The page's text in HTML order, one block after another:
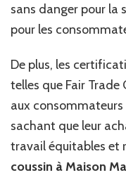
sans danger pour la
pour les
De plus, les
telles que Fair
aux
sachant que leur
travail équitables et
coussin à Maison